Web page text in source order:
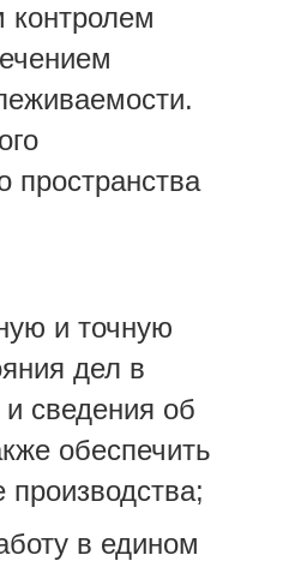
контролем
пространства
и точную
дел в
и сведения об
обеспечить
производства;
в едином